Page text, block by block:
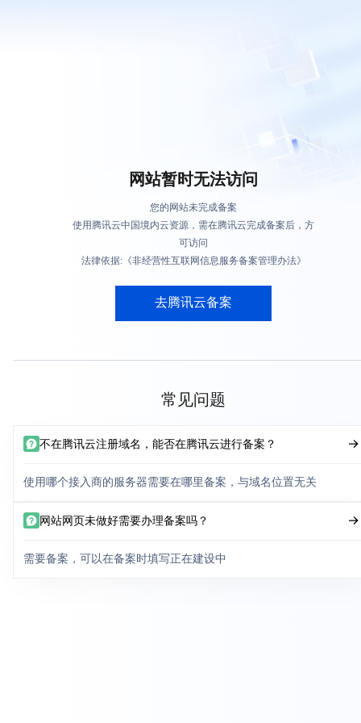
网站暂时无法访问
您的网站未完成备案
使用腾讯云中国境内云资源，需在腾讯云完成备案后，方
可访问
法律依据:《非经营性互联网信息服务备案管理办法》
去腾讯云备案
常见问题
不在腾讯云注册域名，能否在腾讯云进行备案？
使用哪个接入商的服务器需要在哪里备案，与域名位置无关
网站网页未做好需要办理备案吗？
需要备案，可以在备案时填写正在建设中